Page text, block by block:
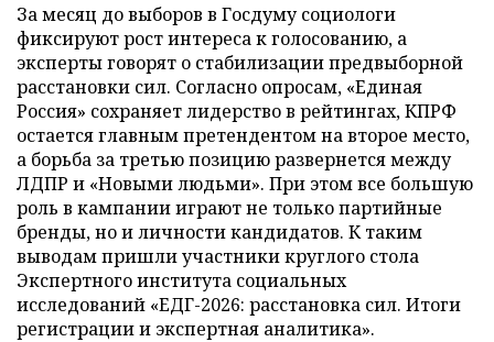
За месяц до выборов в Госдуму социологи
фиксируют рост интереса к голосованию, а
эксперты говорят о стабилизации предвыборной
расстановки сил. Согласно опросам, «Единая
Россия» сохраняет лидерство в рейтингах, КПРФ
остается главным претендентом на второе место,
а борьба за третью позицию развернется между
ЛДПР и «Новыми людьми». При этом все большую
роль в кампании играют не только партийные
бренды, но и личности кандидатов. К таким
выводам пришли участники круглого стола
Экспертного института социальных
исследований «ЕДГ-2026: расстановка сил. Итоги
регистрации и экспертная аналитика».